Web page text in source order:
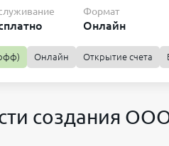
Формат
Онлайн
Онлайн Открытие счета
создания